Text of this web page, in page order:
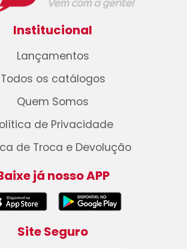
Institucional
Lançamentos
Todos os catálogos
Quem Somos
de Privacidade
de Troca e Devolução
já nosso APP
Site Seguro